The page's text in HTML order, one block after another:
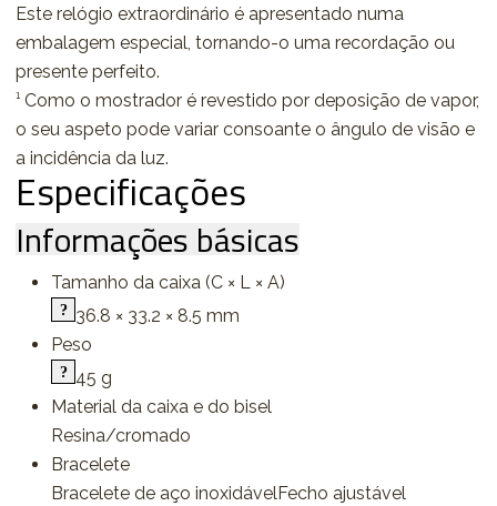
Este relógio extraordinário é apresentado numa
embalagem especial, tornando-o uma recordação ou
presente perfeito.
¹ Como o mostrador é revestido por deposição de vapor,
o seu aspeto pode variar consoante o ângulo de visão e
a incidência da luz.
Especificações
Informações básicas
Tamanho da caixa (C × L × A)
36.8 × 33.2 × 8.5 mm
Peso
45 g
Material da caixa e do bisel
Resina/cromado
Bracelete
Bracelete de aço inoxidávelFecho ajustável